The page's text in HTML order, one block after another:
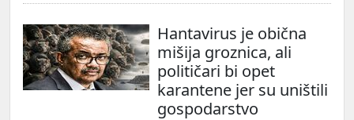
Hantavirus je obična
mišija groznica, ali
političari bi opet
karantene jer su uništili
gospodarstvo